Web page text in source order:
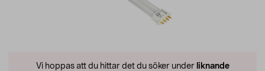
Vi hoppas att du hittar det du söker under liknande